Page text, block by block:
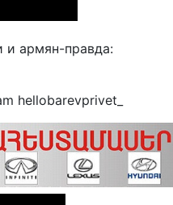
и армян-правда:
hellobarevprivet_